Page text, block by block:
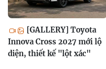
[GALLERY] Toyota
Innova Cross 2027 mới lộ
diện, thiết kế "lột xác"